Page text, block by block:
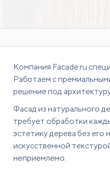
Компания Facade.ru
Работаем с
решение под
Фасад из натурального
требует обработки
эстетику дерева без
искусственной
неприемлемо.